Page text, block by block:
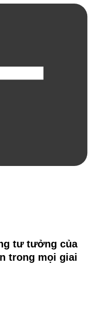
tư tưởng của
trong mọi giai